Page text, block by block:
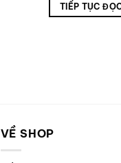
TIẾP TỤC
VỀ SHOP